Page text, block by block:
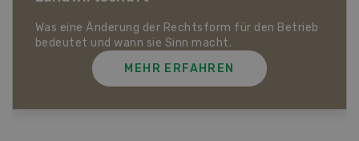
Dossier Bio-Artikel
MEHR ERFAHREN